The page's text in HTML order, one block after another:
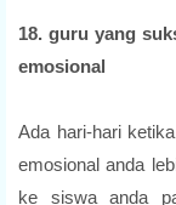
18. guru yang
emosional
Ada hari-hari
emosional anda
ke siswa anda